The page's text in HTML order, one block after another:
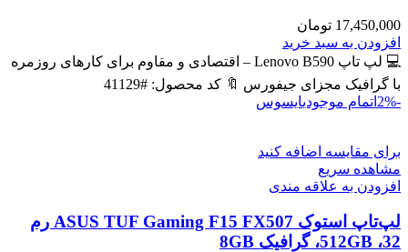
17,450,000 تومان
افزودن به سبد خرید
💻 لپ تاپ Lenovo B590 – اقتصادی و مقاوم برای کارهای روزمره
با گرافیک مجزای جیفورس 🔖 کد محصول: #41129
-2%
اتمام موجودیایسوس
برای مقایسه اضافه کنید
مشاهده سریع
افزودن به علاقه مندی
لپ‌تاپ استوک ASUS TUF Gaming F15 FX507 رم
32، 512GB، گرافیک 8GB